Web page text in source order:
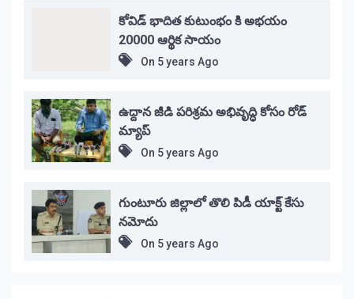
కోవిడ్ భాదిత కుటుంభం కి అభయం
20000 ఆర్థిక సాయం
On 5 years Ago
ఉద్దాన జీడి పరిశ్రమ అభివృద్ధి కోసం రోడ్
మ్యాప్
On 5 years Ago
గుంటూరు జిల్లాలో తొలి పిడీ యాక్ట్ కేసు
నమోదు
On 5 years Ago